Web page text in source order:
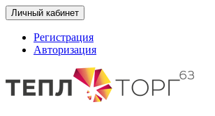
Личный кабинет
Регистрация
Авторизация